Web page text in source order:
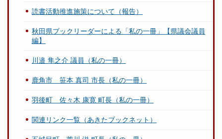
読書活動推進施策について（報告）
秋田県ブックリーダーによる「私の一冊」【県議会議員
編】
川邉 隼之介 議員（私の一冊）
鹿角市 笹本 真司 市長（私の一冊）
羽後町 佐々木 康寛 町長（私の一冊）
関連リンク一覧（あきたブックネット）